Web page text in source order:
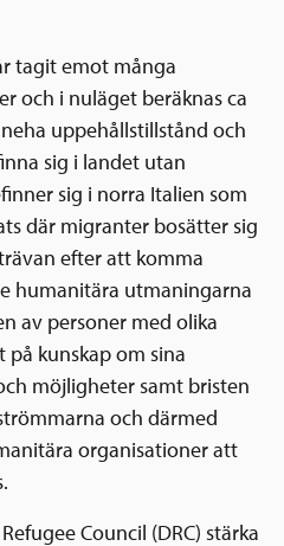
tagit emot många
och i nuläget beräknas ca
uppehållstillstånd och
sig i landet utan
sig i norra Italien som
där migranter bosätter sig
efter att komma
humanitära utmaningarna
av personer med olika
kunskap om sina
möjligheter samt bristen
och därmed
organisationer att
Council (DRC) stärka